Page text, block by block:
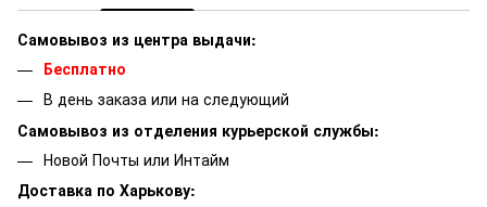
Самовывоз из центра выдачи:
Бесплатно
В день заказа или на следующий
Самовывоз из отделения курьерской службы:
Новой Почты или Интайм
Доставка по Харькову: